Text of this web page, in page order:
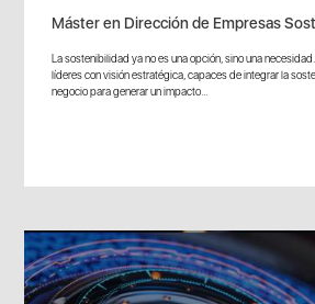
Máster en Dirección de Empresas
La sostenibilidad ya no es una opción, sino una
líderes con visión estratégica, capaces de integrar la
negocio para generar un impacto...